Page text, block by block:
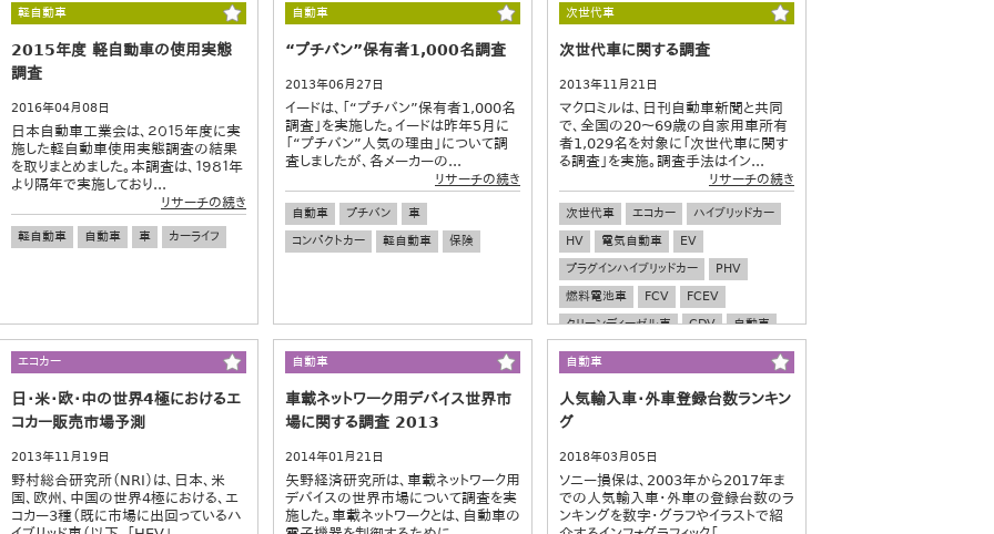
軽自動車
2015年度 軽自動車の使用実態
調査
2016年04月08日
日本自動車工業会は、２０１５年度に実
施した軽自動車使用実態調査の結果
を取りまとめました。本調査は、１９８１年
より隔年で実施しており...
リサーチの続き
軽自動車 自動車 車 カーライフ
自動車
“プチバン”保有者1,000名調査
2013年06月27日
イードは、「“プチバン”保有者1,000名
調査」を実施した。イードは昨年5月に
「“プチバン”人気の理由」について調
査しましたが、各メーカーの...
リサーチの続き
自動車 プチバン
車
コンパクトカー
軽自動車 保険
次世代車
次世代車に関する調査
2013年11月21日
マクロミルは、日刊自動車新聞と共同
で、全国の20～69歳の自家用車所有
者1,029名を対象に「次世代車に関す
る調査」を実施。調査手法はイン...
リサーチの続き
次世代車 エコカー
ハイブリッドカー
HV
電気自動車
EV
プラグインハイブリッドカー
PHV
燃料電池車
FCV
FCEV
クリーンディーゼル車
CDV
自動車
車
エコカー
日・米・欧・中の世界4極におけるエ
コカー販売市場予測
2013年11月19日
野村総合研究所（NRI）は、日本、米
国、欧州、中国の世界4極における、エ
コカー3種（既に市場に出回っているハ
自動車
車載ネットワーク用デバイス世界市
場に関する調査 2013
2014年01月21日
矢野経済研究所は、車載ネットワーク用
デバイスの世界市場について調査を実
施した。車載ネットワークとは、自動車の
自動車
人気輸入車・外車登録台数ランキン
グ
2018年03月05日
ソニー損保は、2003年から2017年ま
での人気輸入車・外車の登録台数のラ
ンキングを数字・グラフやイラストで紹